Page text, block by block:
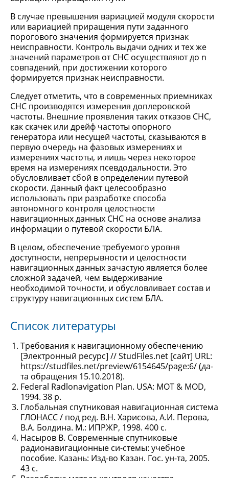
В случае превышения вариацией модуля скорости
или вариацией приращения пути заданного
порогового значения формируется признак
неисправности. Контроль выдачи одних и тех же
значений параметров от СНС осуществляют до n
совпадений, при достижении которого
формируется признак неисправности.
Следует отметить, что в современных приемниках
СНС производятся измерения доплеровской
частоты. Внешние проявления таких отказов СНС,
как скачек или дрейф частоты опорного
генератора или несущей частоты, сказываются в
первую очередь на фазовых измерениях и
измерениях частоты, и лишь через некоторое
время на измерениях псевдодальности. Это
обусловливает сбой в определении путевой
скорости. Данный факт целесообразно
использовать при разработке способа
автономного контроля целостности
навигационных данных СНС на основе анализа
информации о путевой скорости БЛА.
В целом, обеспечение требуемого уровня
доступности, непрерывности и целостности
навигационных данных зачастую является более
сложной задачей, чем выдерживание
необходимой точности, и обусловливает состав и
структуру навигационных систем БЛА.
Список литературы
Требования к навигационному обеспечению
[Электронный ресурс] // StudFiles.net [сайт] URL:
https://studfiles.net/preview/6154645/page:6/ (да-
та обращения 15.10.2018).
Federal Radlonavigation Plan. USA: MOT & MOD,
1994. 38 p.
Глобальная спутниковая навигационная система
ГЛОНАСС / под ред. В.Н. Харисова, А.И. Перова,
В.А. Болдина. М.: ИПРЖР, 1998. 400 с.
Насыров В. Современные спутниковые
радионавигационные си-стемы: учебное
пособие. Казань: Изд-во Казан. Гос. ун-та, 2005.
43 с.